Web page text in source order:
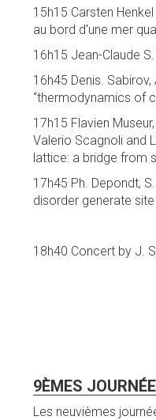
15h15 Carsten
au bord d'une mer
16h15 Jean-Claude
16h45 Denis.
“thermodynamics of
17h15 Flavien
Valerio Scagnoli and
lattice: a bridge from
17h45 Ph. Depondt,
disorder generate
18h40 Concert by J.
9ÈMES
Les neuvièmes